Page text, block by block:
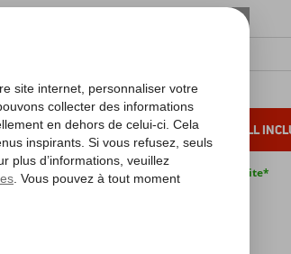
VACANCES AU SOLEIL ALL
de surcharge carburant Annulation gratuite*